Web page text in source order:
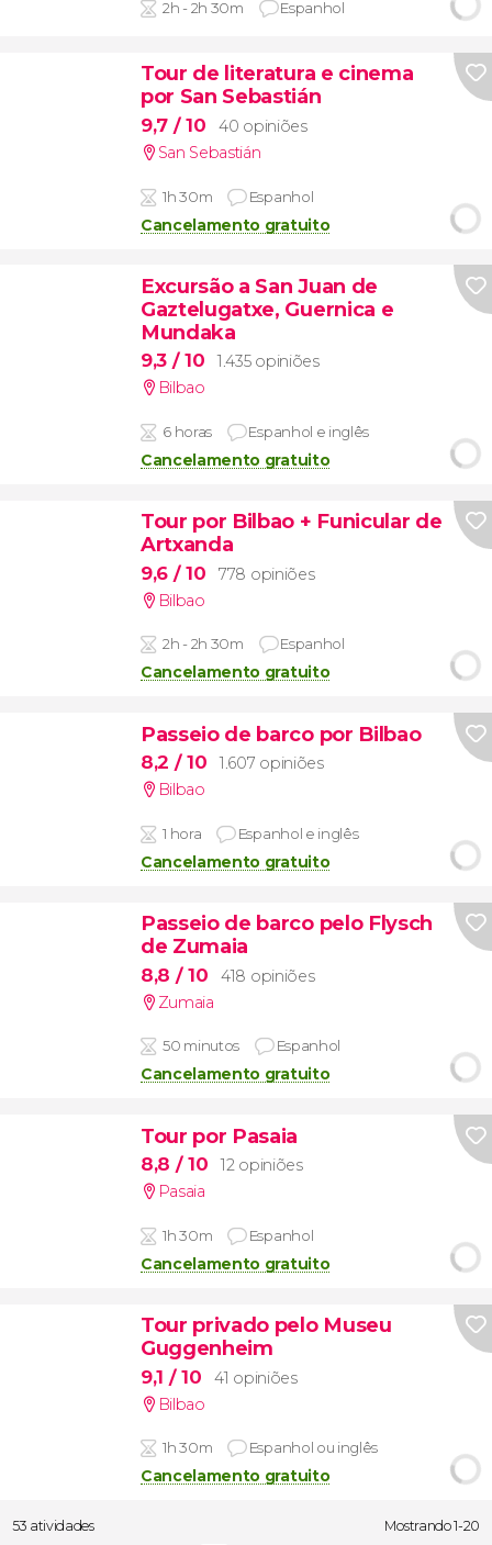
2h - 2h 30m Espanhol
Tour de literatura e cinema
por San Sebastián
9,7 / 10
40 opiniões
San Sebastián
1h 30m Espanhol
Cancelamento gratuito
Excursão a San Juan de
Gaztelugatxe, Guernica e
Mundaka
9,3 / 10
1.435 opiniões
Bilbao
6 horas Espanhol e inglês
Cancelamento gratuito
Tour por Bilbao + Funicular de
Artxanda
9,6 / 10
778 opiniões
Bilbao
2h - 2h 30m Espanhol
Cancelamento gratuito
Passeio de barco por Bilbao
8,2 / 10
1.607 opiniões
Bilbao
1 hora Espanhol e inglês
Cancelamento gratuito
Passeio de barco pelo Flysch
de Zumaia
8,8 / 10
418 opiniões
Zumaia
50 minutos Espanhol
Cancelamento gratuito
Tour por Pasaia
8,8 / 10
12 opiniões
Pasaia
1h 30m Espanhol
Cancelamento gratuito
Tour privado pelo Museu
Guggenheim
9,1 / 10
41 opiniões
Bilbao
1h 30m Espanhol ou inglês
Cancelamento gratuito
53 atividades Mostrando 1-20